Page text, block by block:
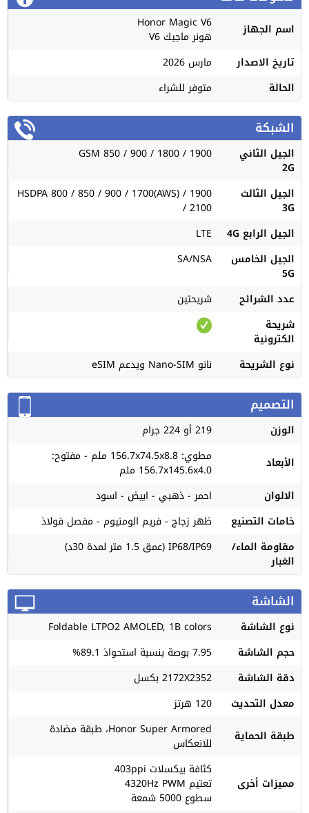
اسم الجهاز Honor Magic V6
هونر ماجيك V6
تاريخ الاصدار
مارس 2026
الحالة
متوفر للشراء
الشبكة
الجيل الثاني
2G
GSM 850 / 900 / 1800 / 1900
الجيل الثالث
3G
HSDPA 800 / 850 / 900 / 1700(AWS) / 1900
/ 2100
الجيل الرابع 4G
LTE
الجيل الخامس
5G
SA/NSA
عدد الشرائح
شريحتين
شريحة
الكترونية
نوع الشريحة
نانو Nano-SIM ويدعم eSIM
التصميم
الوزن
219 أو 224 جرام
الأبعاد
مطوي: 156.7x74.5x8.8 ملم - مفتوح:
156.7x145.6x4.0 ملم
الالوان
احمر - ذهبي - ابيض - اسود
خامات التصنيع
ظهر زجاج - فريم الومنيوم - مفصل فولاذ
مقاومة الماء/
الغبار
IP68/IP69 (عمق 1.5 متر لمدة 30د)
الشاشة
نوع الشاشة
Foldable LTPO2 AMOLED, 1B colors
حجم الشاشة
7.95 بوصة بنسبة استحواذ 89.1%
دقة الشاشة
2172X2352 بكسل
معدل التحديث
120 هرتز
طبقة الحماية
Honor Super Armored، طبقة مضادة
للانعكاس
مميزات أخرى
كثافة بيكسلات 403ppi
تعتيم 4320Hz PWM
سطوع 5000 شمعة